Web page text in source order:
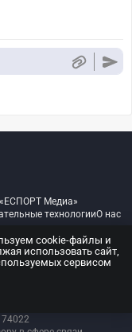
Медиа»
технологииО нас
защищены
средств массовой
022
cookie-файлы и
использовать сайт,
сервисом